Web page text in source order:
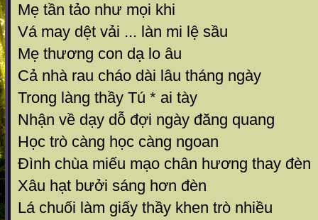
Mẹ tần tảo như mọi khi
Vá may dệt vải ... làn mi lệ sầu
Mẹ thương con dạ lo âu
Cả nhà rau cháo dài lâu tháng ngày
Trong làng thầy Tú * ai tày
Nhận về dạy dỗ đợi ngày đăng quang
Học trò càng học càng ngoan
Đình chùa miếu mạo chân hương thay đèn
Xâu hạt bưởi sáng hơn đèn
Lá chuối làm giấy thầy khen trò nhiều